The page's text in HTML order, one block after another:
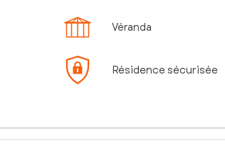
Véranda
Résidence sécurisée